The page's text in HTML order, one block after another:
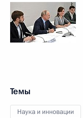
Темы
Наука и инновации